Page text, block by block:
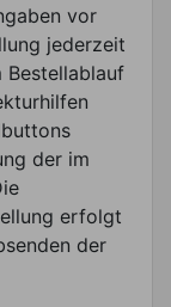
vor
jederzeit
Bestellablauf
der im
erfolgt
der